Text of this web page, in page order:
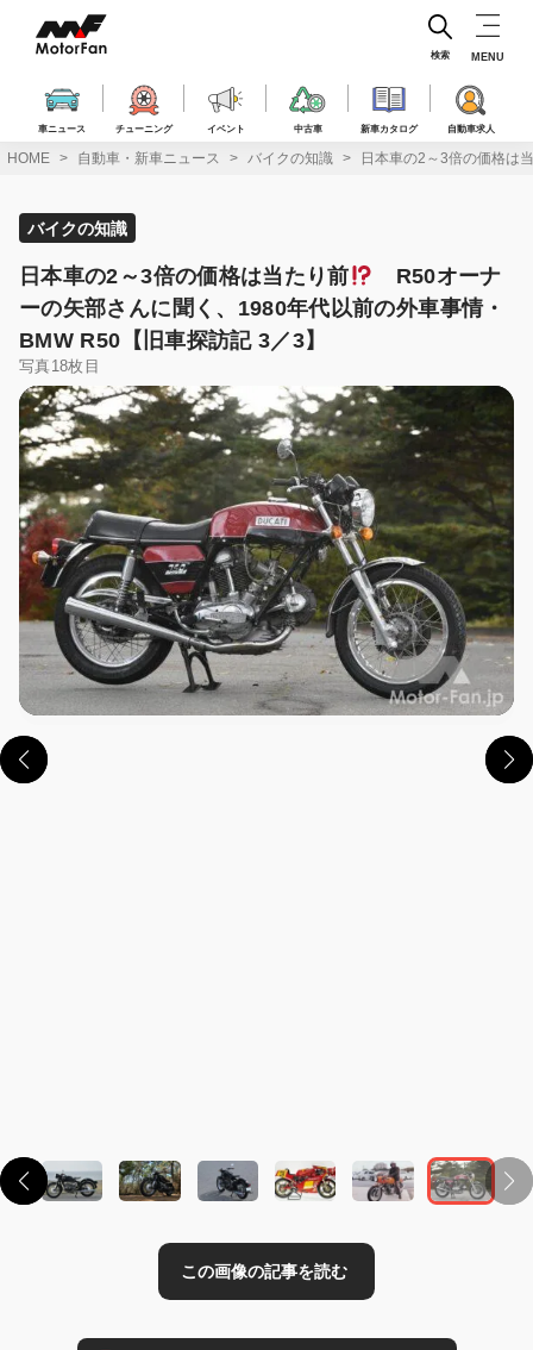
ス
車ニュース チューニング イベント 中古車 新車カタログ 自動車求人
検索 MENU
HOME 自動車・新車ニュース バイクの知識 日本車の2～3倍の価格は
バイクの知識
日本車の2～3倍の価格は当たり前
R50オーナ
ーの矢部さんに聞く、1980年代以前の外車事情・
BMW R50【旧車探訪記 3／3】
写真18枚目